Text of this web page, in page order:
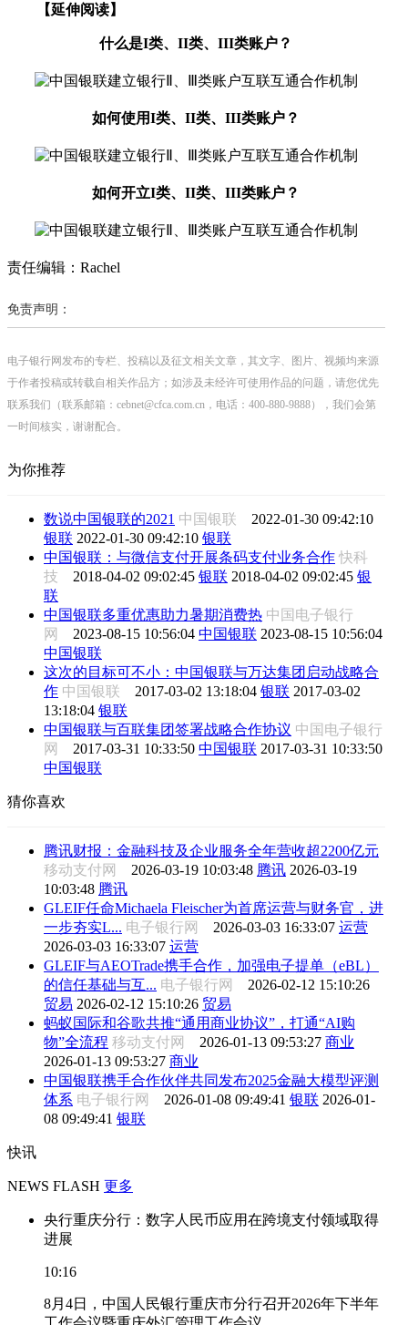
【延伸阅读】
什么是I类、II类、III类账户？
如何使用I类、II类、III类账户？
如何开立I类、II类、III类账户？
责任编辑：Rachel
免责声明：
电子银行网发布的专栏、投稿以及征文相关文章，其文字、图片、视频均来源
于作者投稿或转载自相关作品方；如涉及未经许可使用作品的问题，请您优先
联系我们（联系邮箱：cebnet@cfca.com.cn，电话：400-880-9888），我们会第
一时间核实，谢谢配合。
为你推荐
数说中国银联的2021 中国银联 2022-01-30 09:42:10
银联 2022-01-30 09:42:10 银联
中国银联：与微信支付开展条码支付业务合作 快科
技 2018-04-02 09:02:45 银联 2018-04-02 09:02:45 银
联
中国银联多重优惠助力暑期消费热 中国电子银行
网 2023-08-15 10:56:04 中国银联 2023-08-15 10:56:04
中国银联
这次的目标可不小：中国银联与万达集团启动战略合
作 中国银联 2017-03-02 13:18:04 银联 2017-03-02
13:18:04 银联
中国银联与百联集团签署战略合作协议 中国电子银行
网 2017-03-31 10:33:50 中国银联 2017-03-31 10:33:50
中国银联
猜你喜欢
腾讯财报：金融科技及企业服务全年营收超2200亿元
移动支付网 2026-03-19 10:03:48 腾讯 2026-03-19
10:03:48 腾讯
GLEIF任命Michaela Fleischer为首席运营与财务官，进
一步夯实L... 电子银行网 2026-03-03 16:33:07 运营
2026-03-03 16:33:07 运营
GLEIF与AEOTrade携手合作，加强电子提单（eBL）
的信任基础与互... 电子银行网 2026-02-12 15:10:26
贸易 2026-02-12 15:10:26 贸易
蚂蚁国际和谷歌共推“通用商业协议”，打通“AI购
物”全流程 移动支付网 2026-01-13 09:53:27 商业
2026-01-13 09:53:27 商业
中国银联携手合作伙伴共同发布2025金融大模型评测
体系 电子银行网 2026-01-08 09:49:41 银联 2026-01-
08 09:49:41 银联
快讯
NEWS FLASH 更多
央行重庆分行：数字人民币应用在跨境支付领域取得
进展
10:16
8月4日，中国人民银行重庆市分行召开2026年下半年